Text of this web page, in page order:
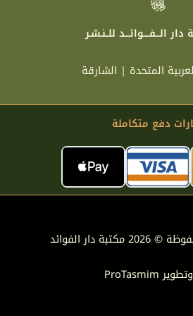
دار الـــفــــوائـــد للــنـشـر
المتحدة | الشارقة
دفع متكاملة
دار الفوائد
ProTasmim